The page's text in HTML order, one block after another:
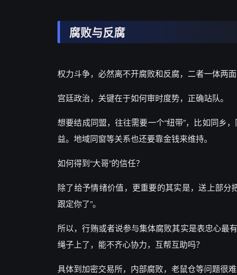
腐败与反腐
权力斗争，必然离不开腐败和反腐，二者一体两
宫廷政治，关键在于如何审时度势，正确站队。
想要结成同盟，往往需要一个“纽带”，比如同
益。地域同窗等关系也还要靠金钱来维持。
如何得到“大哥”的信任？
除了给予情绪价值，更重要的其实是，送上部
跟定你了”。
所以，行贿或者说参与集体腐败其实是表忠心最
绳子上了，能不齐心协力，互帮互助吗？
具体到加密交易所，内部腐败，老鼠仓等问题很难